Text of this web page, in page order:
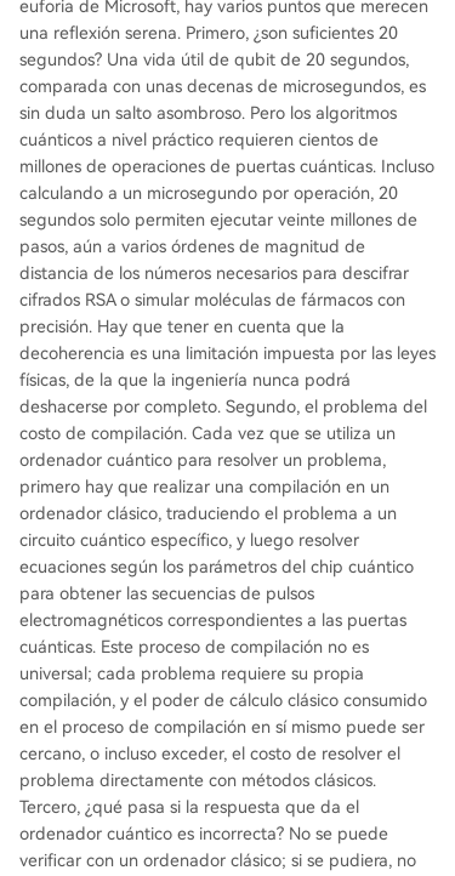
euforia de Microsoft, hay varios puntos que merecen
una reflexión serena. Primero, ¿son suficientes 20
segundos? Una vida útil de qubit de 20 segundos,
comparada con unas decenas de microsegundos, es
sin duda un salto asombroso. Pero los algoritmos
cuánticos a nivel práctico requieren cientos de
millones de operaciones de puertas cuánticas. Incluso
calculando a un microsegundo por operación, 20
segundos solo permiten ejecutar veinte millones de
pasos, aún a varios órdenes de magnitud de
distancia de los números necesarios para descifrar
cifrados RSA o simular moléculas de fármacos con
precisión. Hay que tener en cuenta que la
decoherencia es una limitación impuesta por las leyes
físicas, de la que la ingeniería nunca podrá
deshacerse por completo. Segundo, el problema del
costo de compilación. Cada vez que se utiliza un
ordenador cuántico para resolver un problema,
primero hay que realizar una compilación en un
ordenador clásico, traduciendo el problema a un
circuito cuántico específico, y luego resolver
ecuaciones según los parámetros del chip cuántico
para obtener las secuencias de pulsos
electromagnéticos correspondientes a las puertas
cuánticas. Este proceso de compilación no es
universal; cada problema requiere su propia
compilación, y el poder de cálculo clásico consumido
en el proceso de compilación en sí mismo puede ser
cercano, o incluso exceder, el costo de resolver el
problema directamente con métodos clásicos.
Tercero, ¿qué pasa si la respuesta que da el
ordenador cuántico es incorrecta? No se puede
verificar con un ordenador clásico; si se pudiera, no